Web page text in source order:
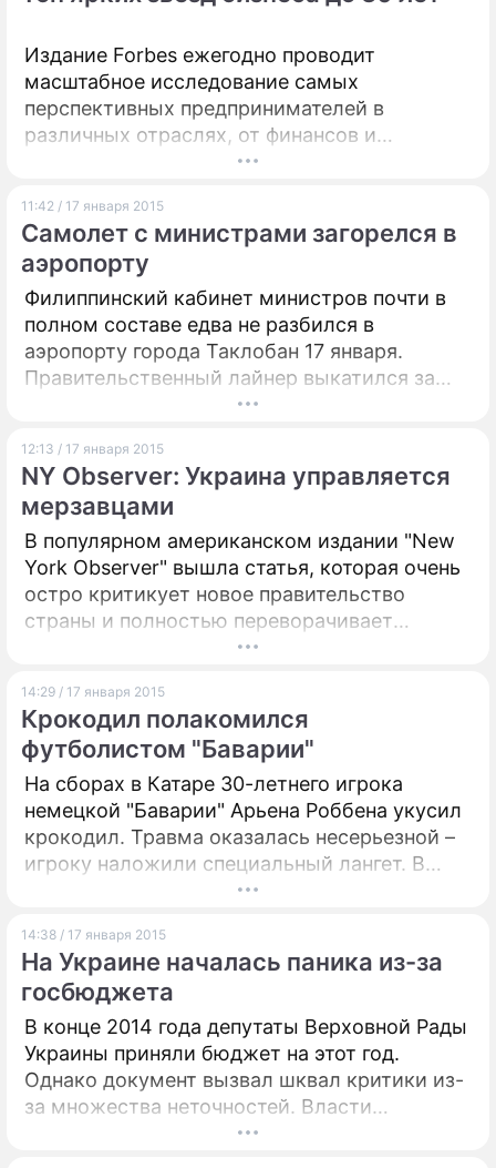
О ПРОЕКТЕ
Издание Forbes ежегодно проводит
масштабное исследование самых
перспективных предпринимателей в
различных отраслях, от финансов и
технологий до музыки, спорта и науки. Цель
прогрессивных и креативных
представителей нового поколения
бизнесменов до 30 лет.
11:42 / 17 января 2015
Самолет с министрами загорелся в
аэропорту
Филиппинский кабинет министров почти в
полном составе едва не разбился в
аэропорту города Таклобан 17 января.
Правительственный лайнер выкатился за
пределы взлетно-посадочной полосы и
12:13 / 17 января 2015
NY Observer: Украина управляется
мерзавцами
В популярном американском издании "New
York Observer" вышла статья, которая очень
остро критикует новое правительство
страны и полностью переворачивает
восприятие Киева аудиторией западных
мерзавцами, сексуальными штучками,
полевыми командирами, лунатиками и
олигархами" – так называется скандальный
материал.
14:29 / 17 января 2015
Крокодил полакомился
футболистом "Баварии"
На сборах в Катаре 30-летнего игрока
немецкой "Баварии" Арьена Роббена укусил
крокодил. Травма оказалась несерьезной –
игроку наложили специальный лангет. В
настоящее время Роббен тренируется без
14:38 / 17 января 2015
На Украине началась паника из-за
госбюджета
В конце 2014 года депутаты Верховной Рады
Украины приняли бюджет на этот год.
Однако документ вызвал шквал критики из-
за множества неточностей. Власти
украинских регионов уже в буквальном